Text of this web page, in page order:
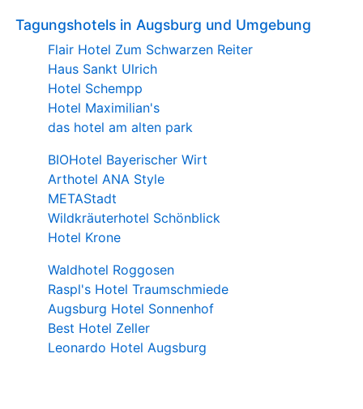
Tagungshotels in Augsburg und Umgebung
Flair Hotel Zum Schwarzen Reiter
Haus Sankt Ulrich
Hotel Schempp
Hotel Maximilian's
das hotel am alten park
BIOHotel Bayerischer Wirt
Arthotel ANA Style
METAStadt
Wildkräuterhotel Schönblick
Hotel Krone
Waldhotel Roggosen
Raspl's Hotel Traumschmiede
Augsburg Hotel Sonnenhof
Best Hotel Zeller
Leonardo Hotel Augsburg